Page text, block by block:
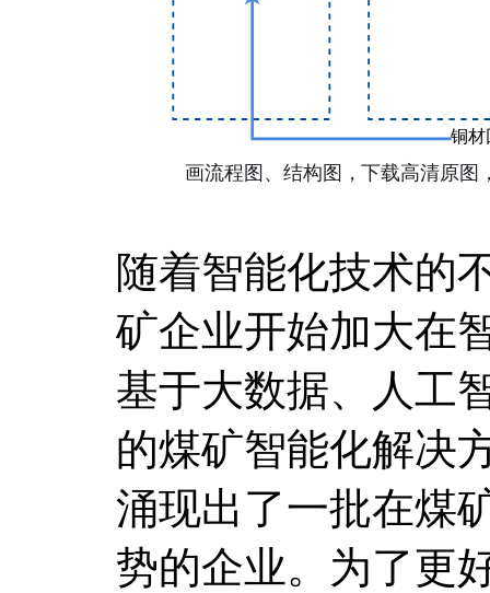
随着智能化技术的
矿企业开始加大在
基于大数据、人工
的煤矿智能化解决
涌现出了一批在煤
势的企业。为了更